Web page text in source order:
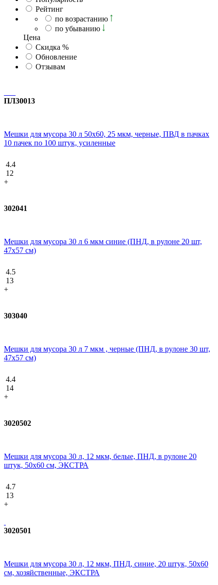
Рейтинг
по возрастанию
по убыванию
Ценa
Скидка %
Обновление
Отзывам
ПЛ30013
Мешки для мусора 30 л 50х60, 25 мкм, черные, ПВД в пачках
10 пачек по 100 штук, усиленные
4.4
12
+
302041
Мешки для мусора 30 л 6 мкм синие (ПНД, в рулоне 20 шт,
47х57 см)
4.5
13
+
303040
Мешки для мусора 30 л 7 мкм , черные (ПНД, в рулоне 30 шт,
47х57 см)
4.4
14
+
3020502
Мешки для мусора 30 л, 12 мкм, белые, ПНД, в рулоне 20
штук, 50х60 см, ЭКСТРА
4.7
13
+
3020501
Мешки для мусора 30 л, 12 мкм, ПНД, синие, 20 штук, 50х60
см, хозяйственные, ЭКСТРА